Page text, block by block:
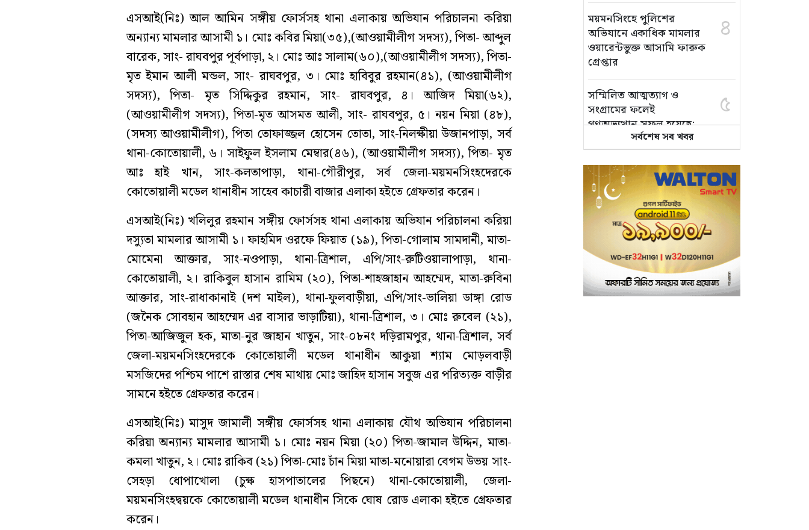
এসআই(নিঃ) আল আমিন সঙ্গীয় ফোর্সসহ থানা এলাকায় অভিযান পরিচালনা করিয়া
অন্যান্য মামলার আসামী ১। মোঃ কবির মিয়া(৩৫),(আওয়ামীলীগ সদস্য), পিতা- আব্দুল
বারেক, সাং- রাঘবপুর পূর্বপাড়া, ২। মোঃ আঃ সালাম(৬০),(আওয়ামীলীগ সদস্য), পিতা-
মৃত ইমান আলী মন্ডল, সাং- রাঘবপুর, ৩। মোঃ হাবিবুর রহমান(৪১), (আওয়ামীলীগ
সদস্য), পিতা- মৃত সিদ্দিকুর রহমান, সাং- রাঘবপুর, ৪। আজিদ মিয়া(৬২),
(আওয়ামীলীগ সদস্য), পিতা-মৃত আসমত আলী, সাং- রাঘবপুর, ৫। নয়ন মিয়া (৪৮),
(সদস্য আওয়ামীলীগ), পিতা তোফাজ্জল হোসেন তোতা, সাং-নিলক্ষীয়া উজানপাড়া, সর্ব
থানা-কোতোয়ালী, ৬। সাইফুল ইসলাম মেম্বার(৪৬), (আওয়ামীলীগ সদস্য), পিতা- মৃত
আঃ হাই খান, সাং-কলতাপাড়া, থানা-গৌরীপুর, সর্ব জেলা-ময়মনসিংহদেরকে
কোতোয়ালী মডেল থানাধীন সাহেব কাচারী বাজার এলাকা হইতে গ্রেফতার করেন।
এসআই(নিঃ) খলিলুর রহমান সঙ্গীয় ফোর্সসহ থানা এলাকায় অভিযান পরিচালনা করিয়া
দস্যুতা মামলার আসামী ১। ফাহমিদ ওরফে ফিয়াত (১৯), পিতা-গোলাম সামদানী, মাতা-
মোমেনা আক্তার, সাং-নওপাড়া, থানা-ত্রিশাল, এপি/সাং-রুটিওয়ালাপাড়া, থানা-
কোতোয়ালী, ২। রাকিবুল হাসান রামিম (২০), পিতা-শাহজাহান আহম্মেদ, মাতা-রুবিনা
আক্তার, সাং-রাধাকানাই (দশ মাইল), থানা-ফুলবাড়ীয়া, এপি/সাং-ভালিয়া ডাঙ্গা রোড
(জনৈক সোবহান আহম্মেদ এর বাসার ভাড়াটিয়া), থানা-ত্রিশাল, ৩। মোঃ রুবেল (২১),
পিতা-আজিজুল হক, মাতা-নুর জাহান খাতুন, সাং-০৮নং দড়িরামপুর, থানা-ত্রিশাল, সর্ব
জেলা-ময়মনসিংহদেরকে কোতোয়ালী মডেল থানাধীন আকুয়া শ্যাম মোড়লবাড়ী
মসজিদের পশ্চিম পাশে রাস্তার শেষ মাথায় মোঃ জাহিদ হাসান সবুজ এর পরিত্যক্ত বাড়ীর
সামনে হইতে গ্রেফতার করেন।
এসআই(নিঃ) মাসুদ জামালী সঙ্গীয় ফোর্সসহ থানা এলাকায় যৌথ অভিযান পরিচালনা
করিয়া অন্যান্য মামলার আসামী ১। মোঃ নয়ন মিয়া (২০) পিতা-জামাল উদ্দিন, মাতা-
কমলা খাতুন, ২। মোঃ রাকিব (২১) পিতা-মোঃ চাঁন মিয়া মাতা-মনোয়ারা বেগম উভয় সাং-
সেহড়া ধোপাখোলা (চুক্ষ হাসপাতালের পিছনে) থানা-কোতোয়ালী, জেলা-
ময়মনসিংহদ্বয়কে কোতোয়ালী মডেল থানাধীন সিকে ঘোষ রোড এলাকা হইতে গ্রেফতার
করেন।
ময়মনসিংহে পুলিশের
অভিযানে একাধিক মামলার
ওয়ারেন্টভুক্ত আসামি ফারুক
গ্রেপ্তার
৪
সম্মিলিত আত্মত্যাগ ও
সংগ্রামের ফলেই
গণঅভ্যুত্থান সফল হয়েছে:
এমপি আবু ওয়াহাব আকন্দ
৫
‘অর্থ লেনদেন ও
বিতর্কিতদের পদায়নের’
অভিযোগ, ঈশ্বরগঞ্জে
ছাত্রলীগের একাংশের ঝাড়ু
মিছিল
৬
মানসম্মত শিক্ষা নিশ্চিতে
শ্যামপুরে তৎপর শিক্ষা
অফিসার শাপলা খানম
৭
সর্বশেষ সব খবর